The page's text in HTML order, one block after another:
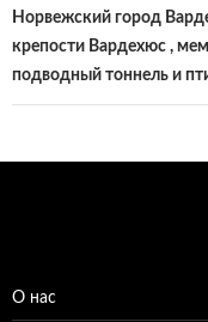
Норвежский город
крепости Вардехюс ,
подводный тоннель и
О нас